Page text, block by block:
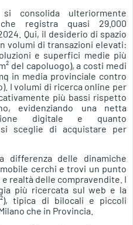
si consolida ulteriormente
registra quasi 29.000
Qui, il desiderio di spazio
volumi di transazioni elevati:
e superfici medie più
del capoluogo), a costi medi
in media provinciale contro
I volumi di ricerca online per
più bassi rispetto
evidenziando una netta
digitale e quanto
sceglie di acquistare per
differenza delle dinamiche
cerchi e trovi un punto
realtà delle compravendite. I
più ricercata sul web e la
tipica di bilocali e piccoli
che in Provincia.